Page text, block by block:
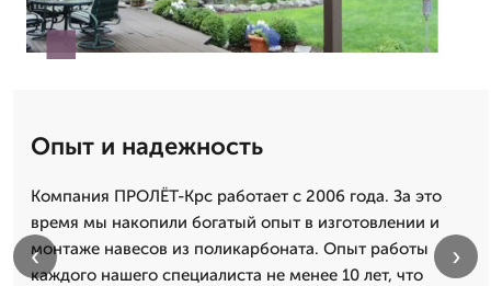
Опыт и надежность
Компания ПРОЛЁТ-Крс работает с 2006 года. За это
время мы накопили богатый опыт в изготовлении и
монтаже навесов из поликарбоната. Опыт работы
каждого нашего специалиста не менее 10 лет, что
‹ ›